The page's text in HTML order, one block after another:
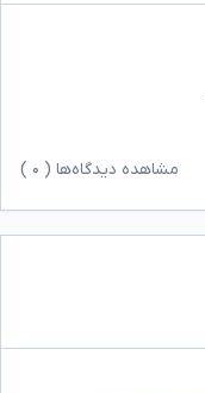
مشاهده دیدگاه‌ها ( ۰